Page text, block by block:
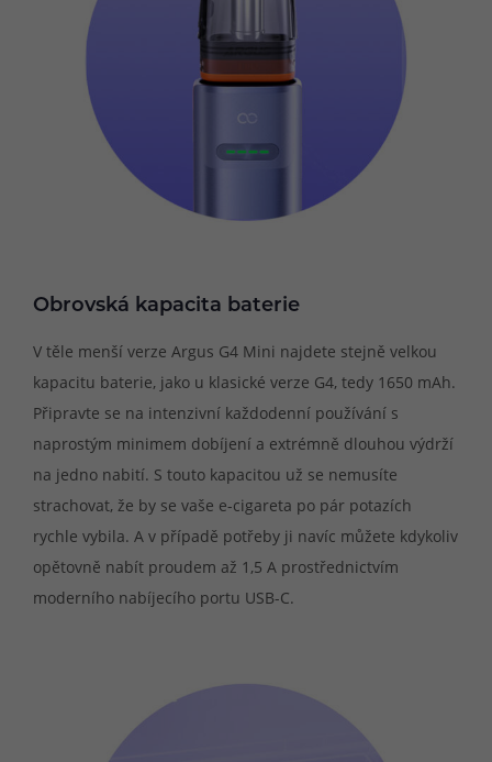
Obrovská kapacita baterie
V těle menší verze Argus G4 Mini najdete stejně velkou
kapacitu baterie, jako u klasické verze G4, tedy 1650 mAh.
Připravte se na intenzivní každodenní používání s
naprostým minimem dobíjení a extrémně dlouhou výdrží
na jedno nabití. S touto kapacitou už se nemusíte
strachovat, že by se vaše e-cigareta po pár potazích
rychle vybila. A v případě potřeby ji navíc můžete kdykoliv
opětovně nabít proudem až 1,5 A prostřednictvím
moderního nabíjecího portu USB-C.